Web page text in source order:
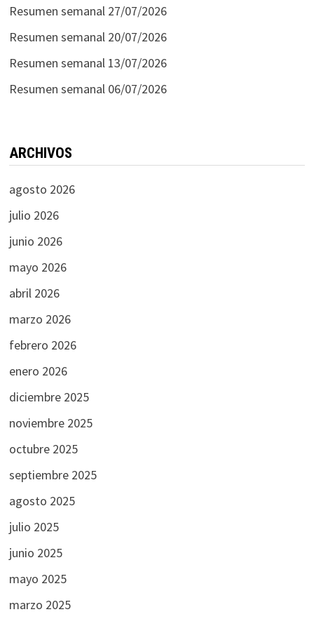
Resumen semanal 27/07/2026
Resumen semanal 20/07/2026
Resumen semanal 13/07/2026
Resumen semanal 06/07/2026
ARCHIVOS
agosto 2026
julio 2026
junio 2026
mayo 2026
abril 2026
marzo 2026
febrero 2026
enero 2026
diciembre 2025
noviembre 2025
octubre 2025
septiembre 2025
agosto 2025
julio 2025
junio 2025
mayo 2025
marzo 2025